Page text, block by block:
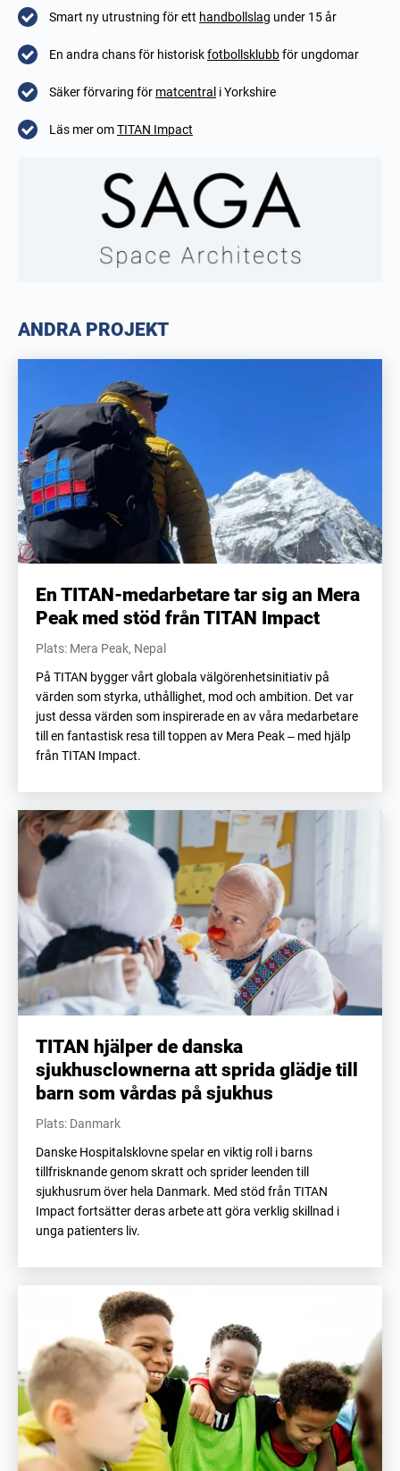
Smart ny utrustning för ett handbollslag under 15 år
En andra chans för historiskfotbollsklubbför ungdomar
Säker förvaring för matcentral i Yorkshire
Läs mer omTITAN Impact
ANDRA PROJEKT
En TITAN-medarbetare tar sig an Mera
Peak med stöd från TITAN Impact
Plats: Mera Peak, Nepal
På TITAN bygger vårt globala välgörenhetsinitiativ på
värden som styrka, uthållighet, mod och ambition. Det var
just dessa värden som inspirerade en av våra medarbetare
till en fantastisk resa till toppen av Mera Peak – med hjälp
från TITAN Impact.
TITAN hjälper de danska
sjukhusclownerna att sprida glädje till
barn som vårdas på sjukhus
Plats: Danmark
Danske Hospitalsklovne spelar en viktig roll i barns
tillfrisknande genom skratt och sprider leenden till
sjukhusrum över hela Danmark. Med stöd från TITAN
Impact fortsätter deras arbete att göra verklig skillnad i
unga patienters liv.